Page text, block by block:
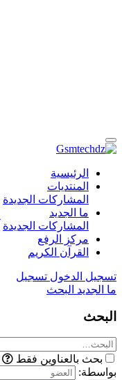
الرئيسية
المنتديات
المشاركات الجديدة
ما الجديد
المشاركات الجديدة
مركز الرفع
القرآن الكريم
تسجيل الدخول تسجيل
ما الجديد البحث
البحث
بحث بالعناوين فقط
بواسطة: